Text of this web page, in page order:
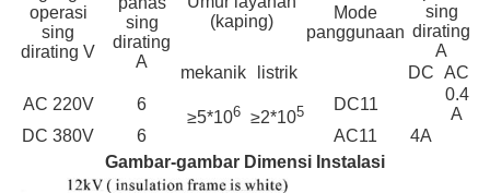
operasi
sing
dirating V
sing
dirating
A
(kaping)
Mode
panggunaan
sing
dirating
A
mekanik
listrik DC AC
AC 220V
6
≥5*106 ≥2*105 DC11
0.4
A
DC 380V
6 AC11
4A
Gambar-gambar Dimensi Instalasi